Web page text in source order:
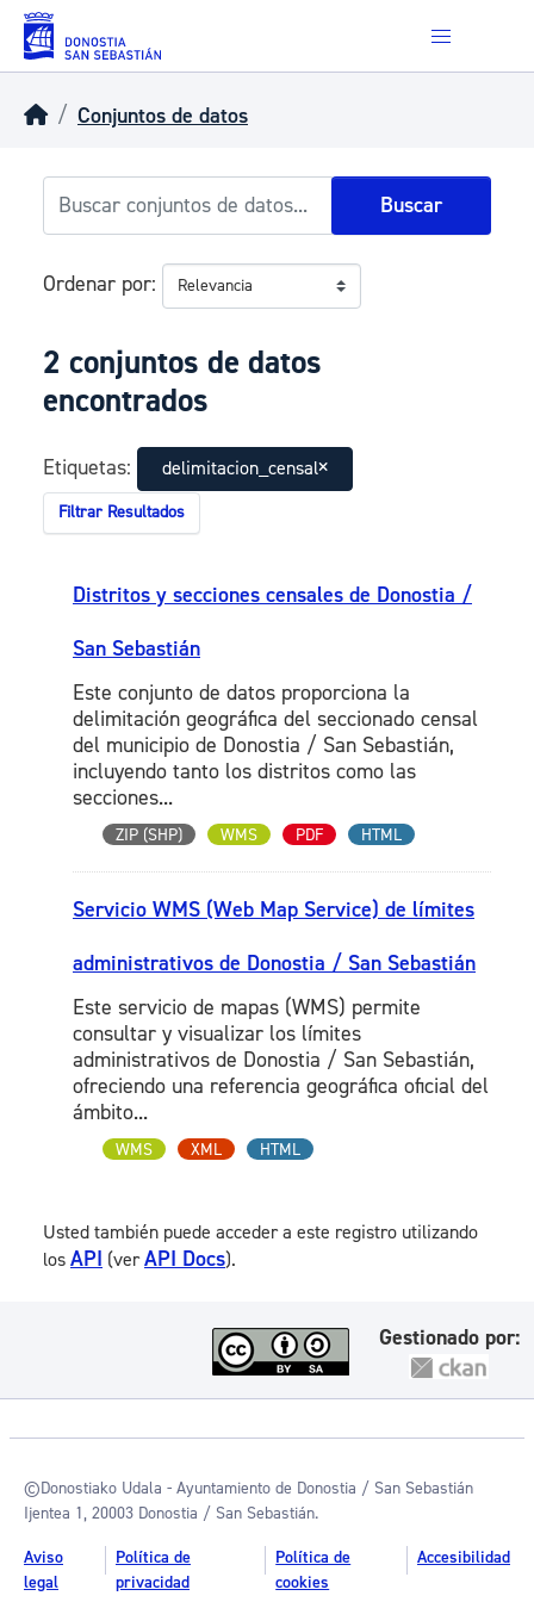
Skip to main content
Conjuntos de datos
Buscar
Ordenar por
2 conjuntos de datos
encontrados
Etiquetas: delimitacion_censal
Filtrar Resultados
Distritos y secciones censales de Donostia /
San Sebastián
Este conjunto de datos proporciona la
delimitación geográfica del seccionado censal
del municipio de Donostia / San Sebastián,
incluyendo tanto los distritos como las
secciones...
ZIP (SHP) WMS PDF HTML
Servicio WMS (Web Map Service) de límites
administrativos de Donostia / San Sebastián
Este servicio de mapas (WMS) permite
consultar y visualizar los límites
administrativos de Donostia / San Sebastián,
ofreciendo una referencia geográfica oficial del
ámbito...
WMS XML HTML
Usted también puede acceder a este registro utilizando
los API (verAPI Docs).
Gestionado por:
©Donostiako Udala - Ayuntamiento de Donostia / San Sebastián
Ijentea 1, 20003 Donostia / San Sebastián.
Aviso
legal
Política de
privacidad
Política de
cookies
Accesibilidad